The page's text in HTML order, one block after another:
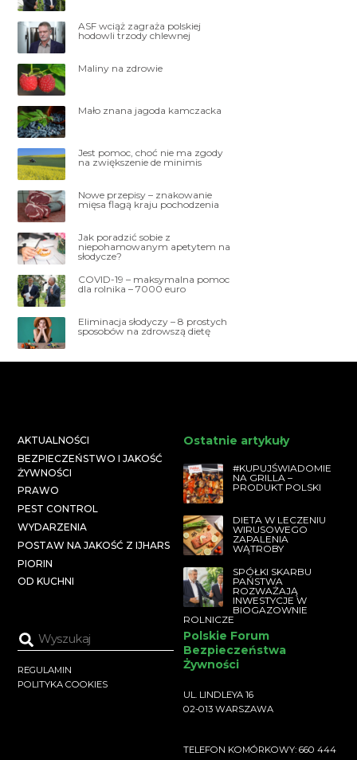
ASF wciąż zagraża polskiej
hodowli trzody chlewnej
Maliny na zdrowie
Mało znana jagoda kamczacka
Jest pomoc, choć nie ma zgody
na zwiększenie de minimis
Nowe przepisy – znakowanie
mięsa flagą kraju pochodzenia
Jak poradzić sobie z
niepohamowanym apetytem na
słodycze?
COVID-19 – maksymalna pomoc
dla rolnika – 7000 euro
Eliminacja słodyczy – 8 prostych
sposobów na zdrowszą dietę
AKTUALNOŚCI
BEZPIECZEŃSTWO I JAKOŚĆ
ŻYWNOŚCI
PRAWO
PEST CONTROL
WYDARZENIA
POSTAW NA JAKOŚĆ Z IJHARS
PIORIN
OD KUCHNI
Ostatnie artykuły
#KUPUJŚWIADOMIE
NA GRILLA –
PRODUKT POLSKI
DIETA W LECZENIU
WIRUSOWEGO
ZAPALENIA
WĄTROBY
SPÓŁKI SKARBU
PAŃSTWA
ROZWAŻAJĄ
INWESTYCJE W
BIOGAZOWNIE
ROLNICZE
REGULAMIN
POLITYKA COOKIES
Polskie Forum
Bezpieczeństwa
Żywności
UL. LINDLEYA 16
02-013 WARSZAWA
TELEFON KOMÓRKOWY: 660 444